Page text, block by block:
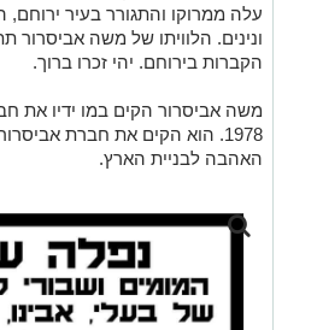
עלה ממרוקו והתגורר בעיר
ונינים. הלוויתו
הקברות בירוחם. יהי זכרו ברוך.
משה אביסרור הקים במו ידיו את
1978. הוא הקים את חברת אביסרור
האהבה לבניית הארץ.